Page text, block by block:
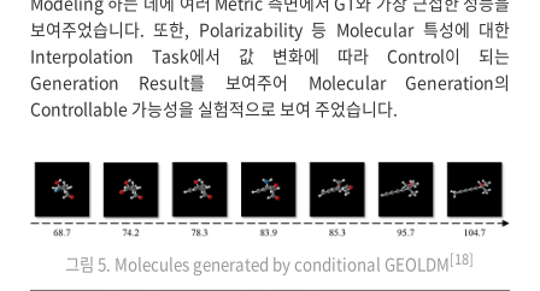
보여주었습니다. 또한, Polarizability 등 Molecular 특성에 대한
Interpolation Task에서 값 변화에 따라 Control이 되는
Generation Result를 보여주어 Molecular Generation의
Controllable 가능성을 실험적으로 보여 주었습니다.
그림 5. Molecules generated by conditional GEOLDM[18]